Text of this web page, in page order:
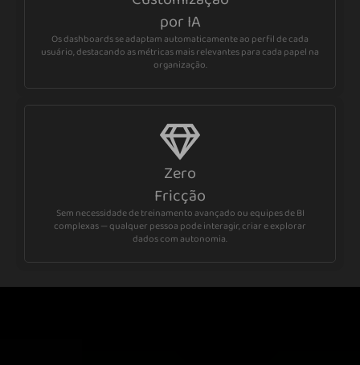
por IA
Os dashboards se adaptam automaticamente ao perfil de cada
usuário, destacando as métricas mais relevantes para cada papel na
organização.
Zero
Fricção
Sem necessidade de treinamento avançado ou equipes de BI
complexas — qualquer pessoa pode interagir, criar e explorar
dados com autonomia.